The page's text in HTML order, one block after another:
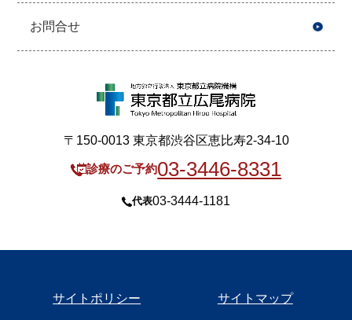
お問合せ
〒150-0013 東京都渋谷区恵比寿2-34-10
診療のご予約03-3446-8331
代表03-3444-1181
サイトポリシー サイトマップ